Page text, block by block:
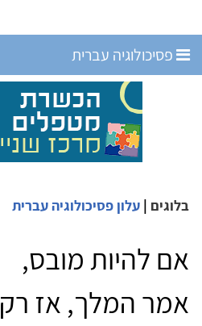
פסיכולוגיה עברית
בלוגים | עלון פסיכולוגיה עברית
אם להיות מובס,
אמר המלך, אז רק